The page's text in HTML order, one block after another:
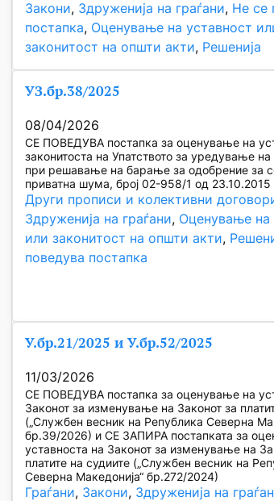
Закони, Здруженија на граѓани, Не се
постапка, Оценување на уставност
законитост на општи акти, Решенија
УЗ.бр.38/2025
08/04/2026
СЕ ПОВЕДУВА постапка за оценување на
законитоста на Упатството за уредување на
при решавање на барање за одобрение за
приватна шума, број 02-958/1 од 23.10.2015
Други прописи и колективни
Здруженија на граѓани, Оценување на
или законитост на општи акти,
поведува постапка
У.бр.21/2025 и У.бр.52/2025
11/03/2026
СЕ ПОВЕДУВА постапка за оценување на
Законот за изменување на Законот за
(„Службен весник на Република Северна
бр.39/2026) и СЕ ЗАПИРА постапката за
уставноста на Законот за изменување на
платите на судиите („Службен весник на
Северна Македонија“ бр.272/2024)
Граѓани, Закони, Здруженија на